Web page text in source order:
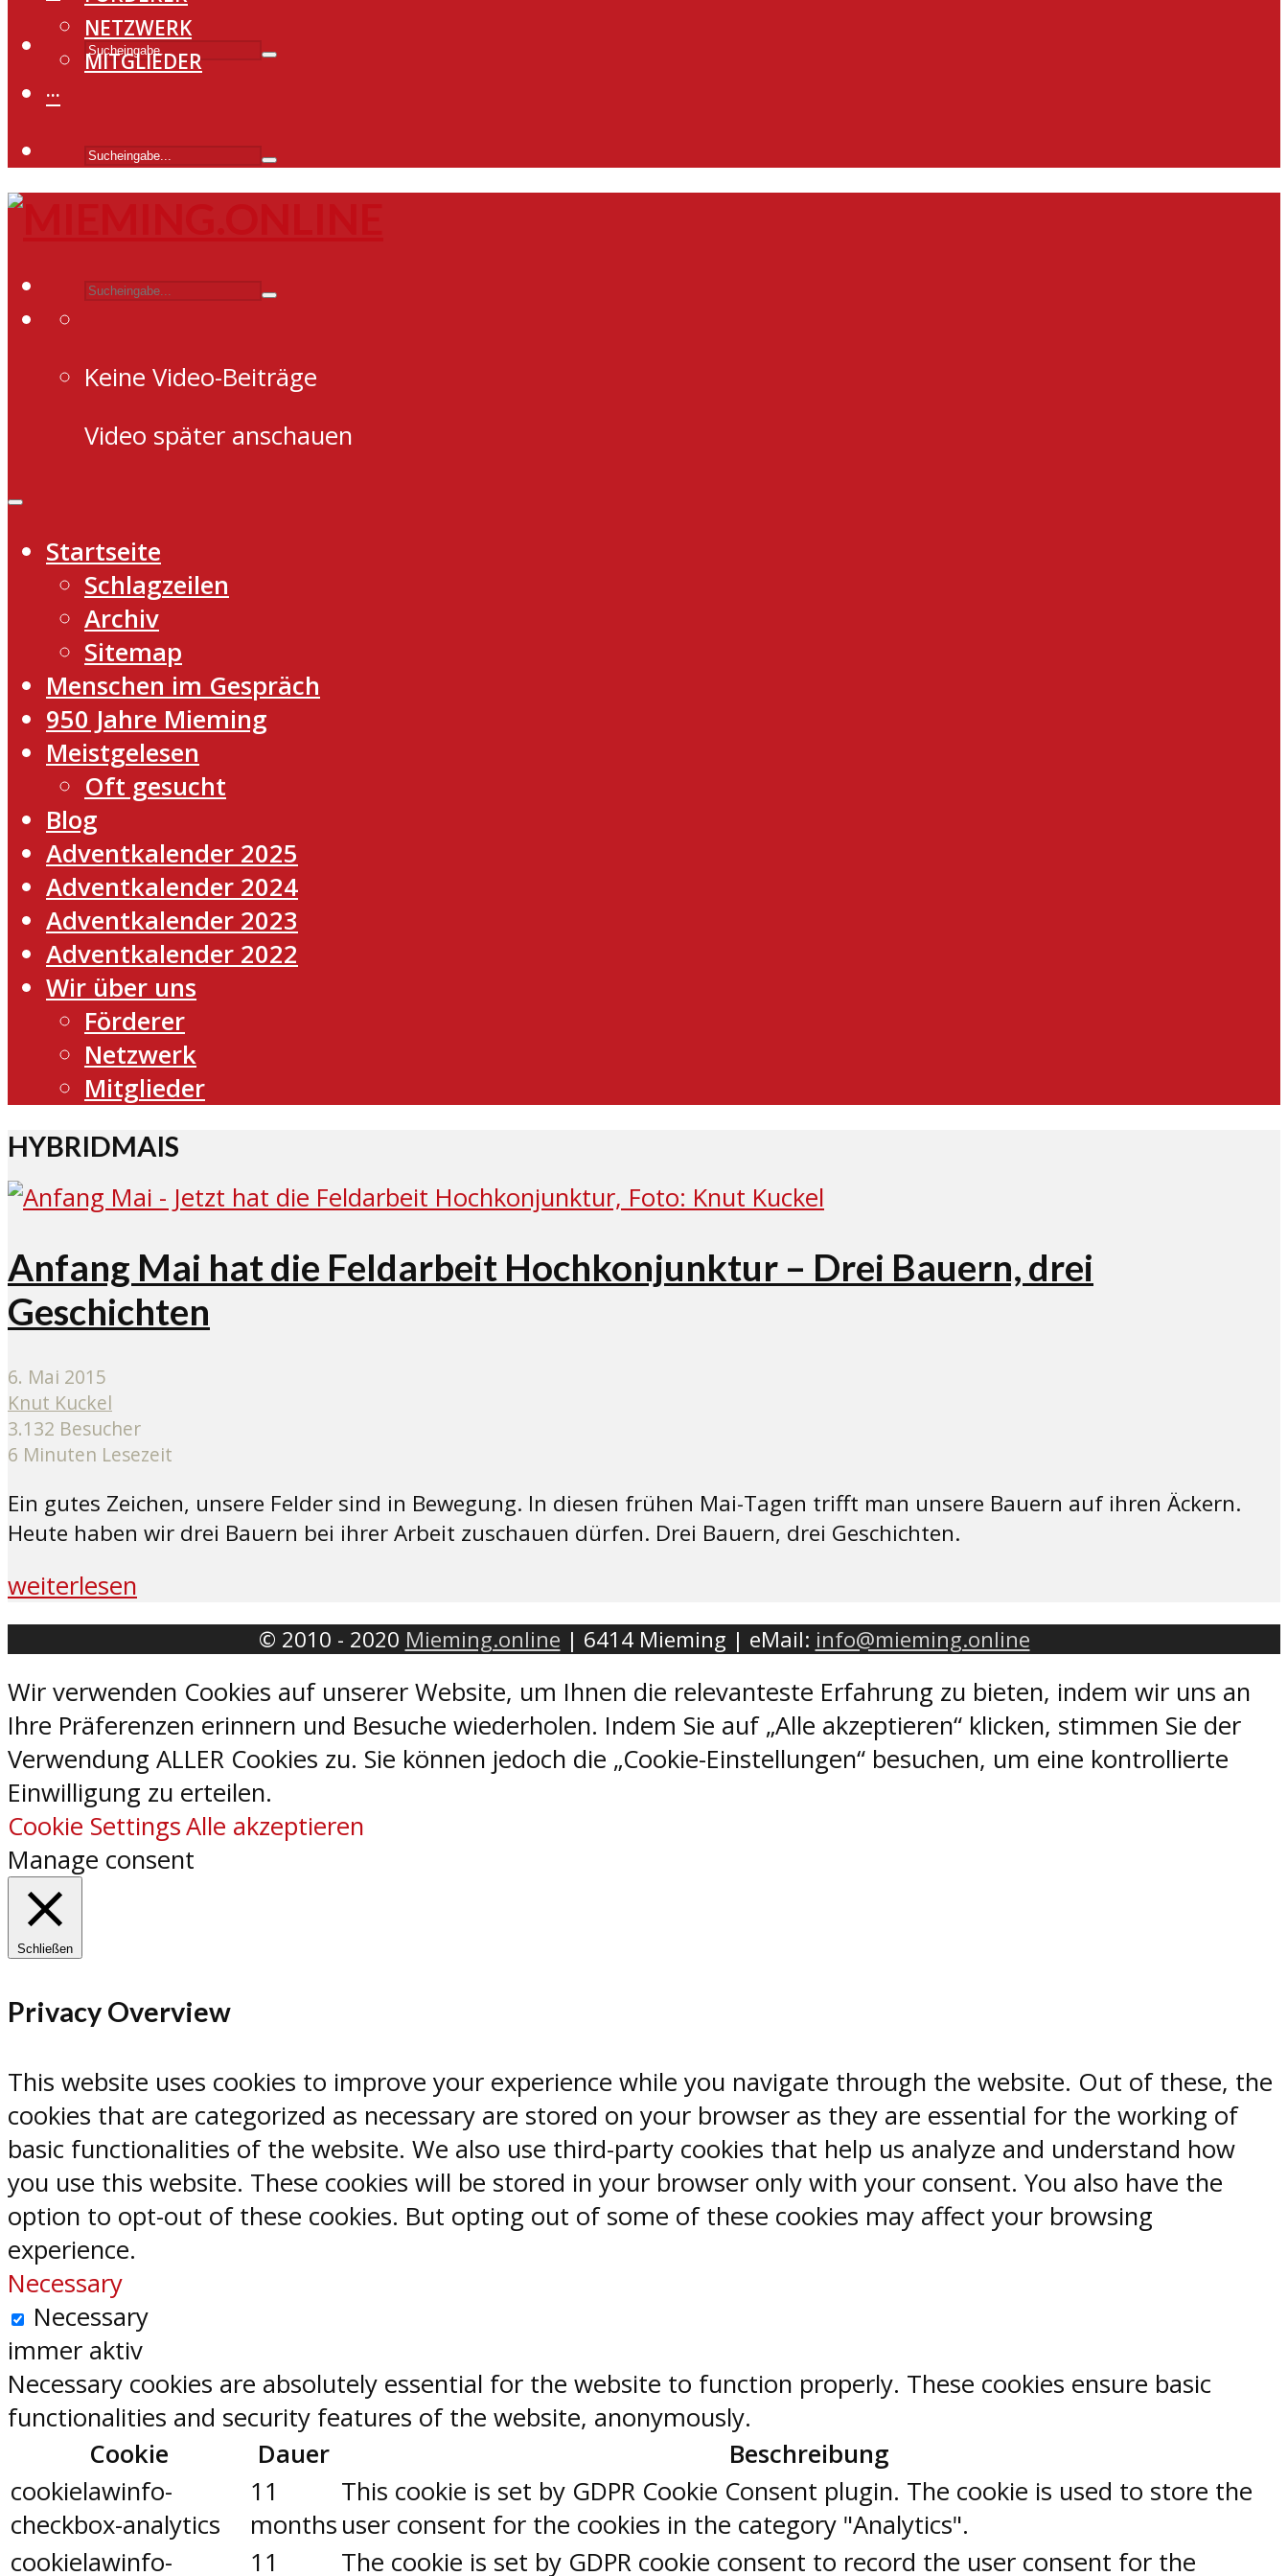
NETZWERK
MITGLIEDER
···
Keine Video-Beiträge
Video später anschauen
Startseite
Schlagzeilen
Archiv
Sitemap
Menschen im Gespräch
950 Jahre Mieming
Meistgelesen
Oft gesucht
Blog
Adventkalender 2025
Adventkalender 2024
Adventkalender 2023
Adventkalender 2022
Wir über uns
Förderer
Netzwerk
Mitglieder
HYBRIDMAIS
Anfang Mai hat die Feldarbeit Hochkonjunktur – Drei Bauern, drei
Geschichten
6. Mai 2015
Knut Kuckel
3.132 Besucher
6 Minuten Lesezeit
Ein gutes Zeichen, unsere Felder sind in Bewegung. In diesen frühen Mai-Tagen trifft man unsere Bauern auf ihren Äckern.
Heute haben wir drei Bauern bei ihrer Arbeit zuschauen dürfen. Drei Bauern, drei Geschichten.
weiterlesen
© 2010 - 2020 Mieming.online | 6414 Mieming | eMail: info@mieming.online
Wir verwenden Cookies auf unserer Website, um Ihnen die relevanteste Erfahrung zu bieten, indem wir uns an
Ihre Präferenzen erinnern und Besuche wiederholen. Indem Sie auf „Alle akzeptieren“ klicken, stimmen Sie der
Verwendung ALLER Cookies zu. Sie können jedoch die „Cookie-Einstellungen“ besuchen, um eine kontrollierte
Einwilligung zu erteilen.
Cookie SettingsAlle akzeptieren
Manage consent
Schließen
Privacy Overview
This website uses cookies to improve your experience while you navigate through the website. Out of these, the
cookies that are categorized as necessary are stored on your browser as they are essential for the working of
basic functionalities of the website. We also use third-party cookies that help us analyze and understand how
you use this website. These cookies will be stored in your browser only with your consent. You also have the
option to opt-out of these cookies. But opting out of some of these cookies may affect your browsing
experience.
Necessary
Necessary
immer aktiv
Necessary cookies are absolutely essential for the website to function properly. These cookies ensure basic
functionalities and security features of the website, anonymously.
Cookie
Dauer
Beschreibung
cookielawinfo-
checkbox-analytics
11
months
This cookie is set by GDPR Cookie Consent plugin. The cookie is used to store the
user consent for the cookies in the category "Analytics".
cookielawinfo-
11 The cookie is set by GDPR cookie consent to record the user consent for the